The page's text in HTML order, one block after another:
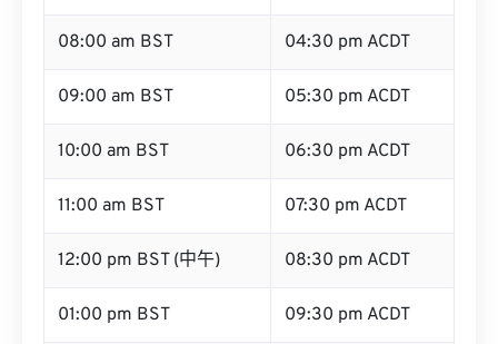
08:00 am BST 04:30 pm ACDT
09:00 am BST 05:30 pm ACDT
10:00 am BST 06:30 pm ACDT
11:00 am BST 07:30 pm ACDT
12:00 pm BST (中午) 08:30 pm ACDT
01:00 pm BST 09:30 pm ACDT